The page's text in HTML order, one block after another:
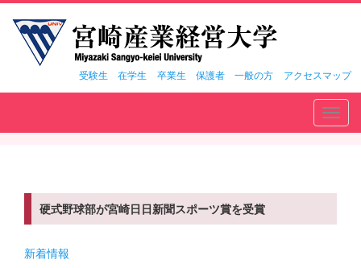
受験生 在学生 卒業生 保護者 一般の方 アクセスマップ
硬式野球部が宮崎日日新聞スポーツ賞を受賞
新着情報